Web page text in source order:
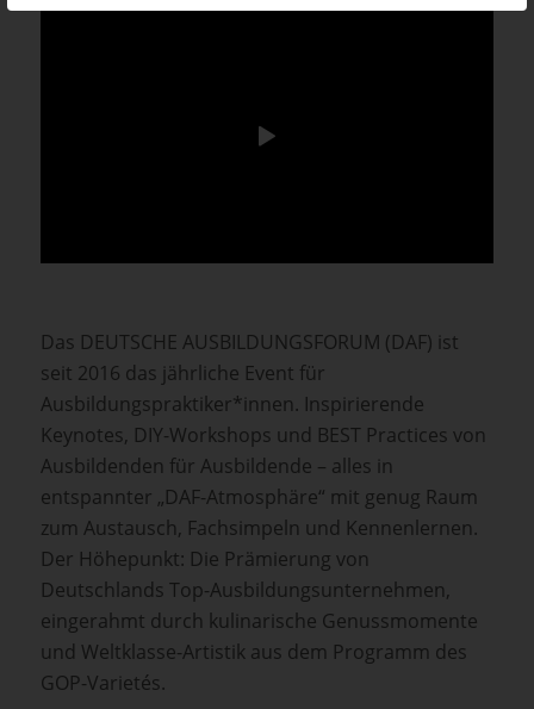
Das DEUTSCHE AUSBILDUNGSFORUM (DAF) ist
seit 2016 das jährliche Event für
Ausbildungspraktiker*innen. Inspirierende
Keynotes, DIY-Workshops und BEST Practices von
Ausbildenden für Ausbildende – alles in
entspannter „DAF-Atmosphäre“ mit genug Raum
zum Austausch, Fachsimpeln und Kennenlernen.
Der Höhepunkt: Die Prämierung von
Deutschlands Top-Ausbildungsunternehmen,
eingerahmt durch kulinarische Genussmomente
und Weltklasse-Artistik aus dem Programm des
GOP-Varietés.